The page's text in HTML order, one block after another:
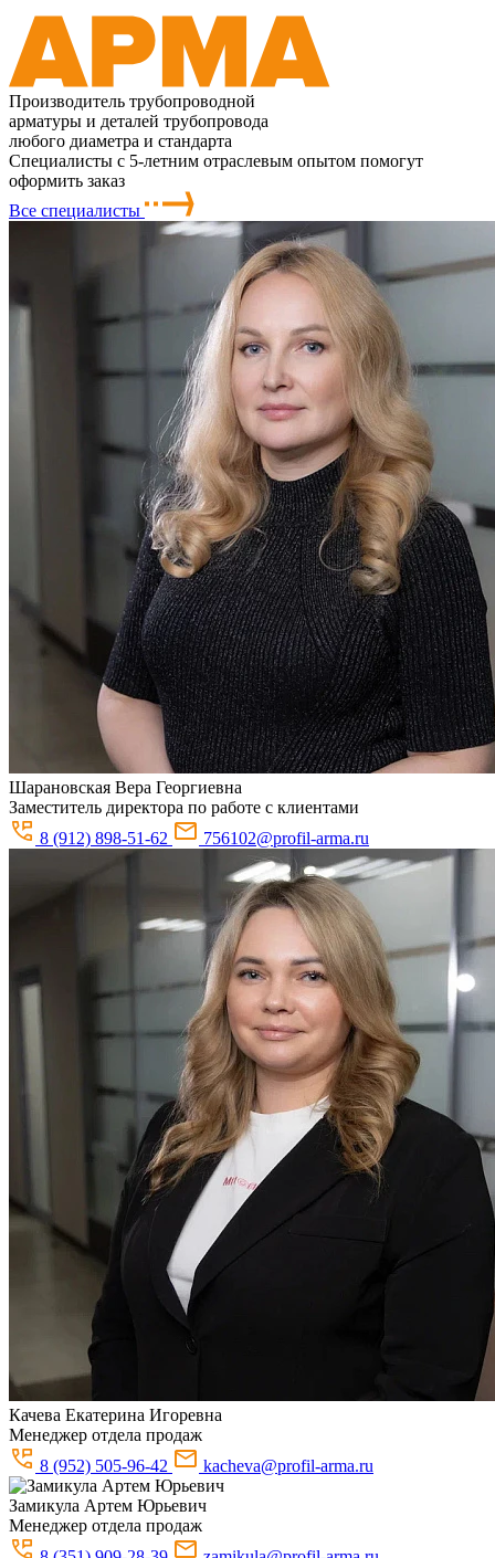
Производитель трубопроводной
арматуры и деталей трубопровода
любого диаметра и стандарта
Специалисты с 5-летним отраслевым опытом помогут
оформить заказ
Все специалисты
Шарановская Вера Георгиевна
Заместитель директора по работе с клиентами
8 (912) 898-51-62
756102@profil-arma.ru
Качева Екатерина Игоревна
Менеджер отдела продаж
8 (952) 505-96-42
kacheva@profil-arma.ru
Замикула Артем Юрьевич
Менеджер отдела продаж